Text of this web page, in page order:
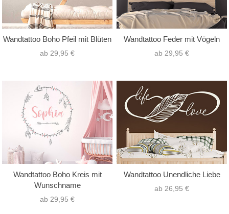
Wandtattoo Boho Pfeil mit Blüten
ab 29,95 €
Wandtattoo Feder mit Vögeln
ab 29,95 €
Wandtattoo Boho Kreis mit
Wunschname
ab 29,95 €
Wandtattoo Unendliche Liebe
ab 26,95 €